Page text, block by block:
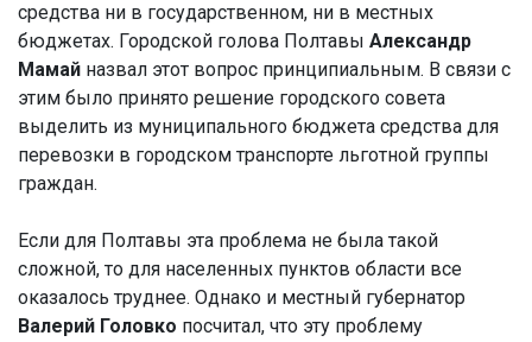
средства ни в государственном, ни в местных
бюджетах. Городской голова Полтавы Александр
Мамай назвал этот вопрос принципиальным. В связи с
этим было принято решение городского совета
выделить из муниципального бюджета средства для
перевозки в городском транспорте льготной группы
граждан.
Если для Полтавы эта проблема не была такой
сложной, то для населенных пунктов области все
оказалось труднее. Однако и местный губернатор
Валерий Головко посчитал, что эту проблему